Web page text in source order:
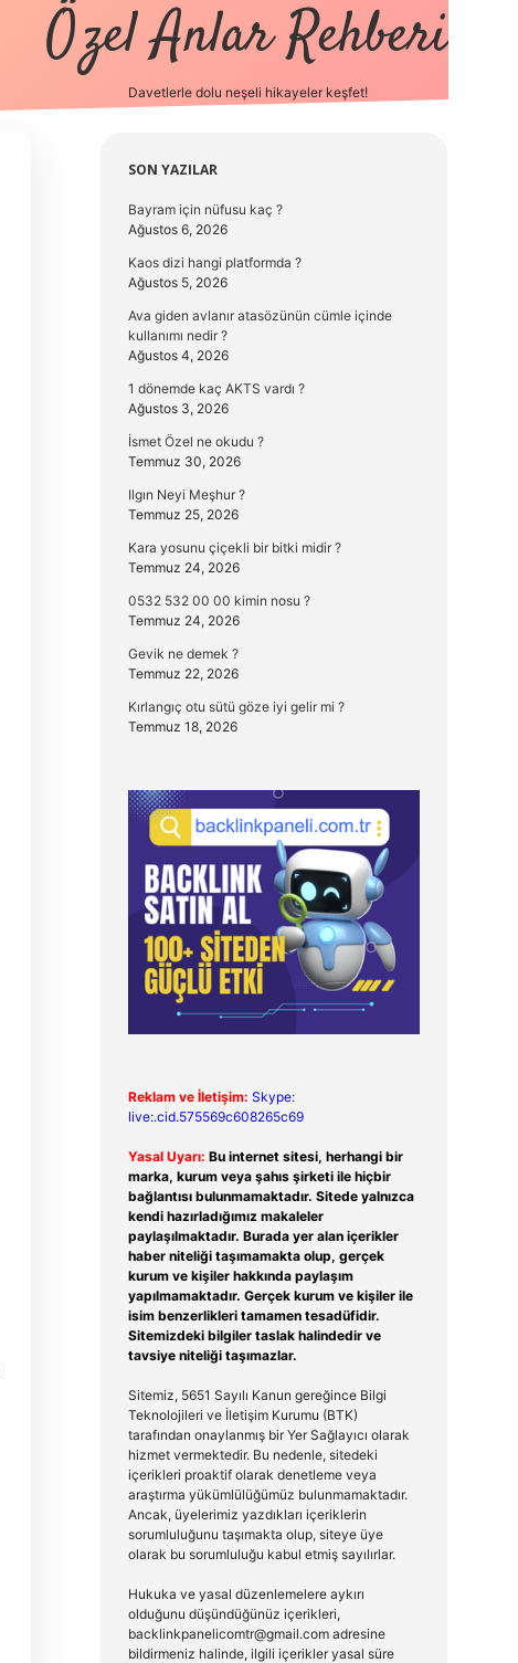
Özel Anlar Rehberi
Davetlerle dolu neşeli hikayeler keşfet!
Sidebar
SON YAZILAR
Bayram için nüfusu kaç ?
Ağustos 6, 2026
Kaos dizi hangi platformda ?
Ağustos 5, 2026
Ava giden avlanır atasözünün cümle içinde
kullanımı nedir ?
Ağustos 4, 2026
1 dönemde kaç AKTS vardı ?
Ağustos 3, 2026
İsmet Özel ne okudu ?
Temmuz 30, 2026
Ilgın Neyi Meşhur ?
Temmuz 25, 2026
Kara yosunu çiçekli bir bitki midir ?
Temmuz 24, 2026
0532 532 00 00 kimin nosu ?
Temmuz 24, 2026
Gevik ne demek ?
Temmuz 22, 2026
Kırlangıç otu sütü göze iyi gelir mi ?
Temmuz 18, 2026
Reklam ve İletişim: Skype:
live:.cid.575569c608265c69
Yasal Uyarı: Bu internet sitesi, herhangi bir
marka, kurum veya şahıs şirketi ile hiçbir
bağlantısı bulunmamaktadır. Sitede yalnızca
kendi hazırladığımız makaleler
paylaşılmaktadır. Burada yer alan içerikler
haber niteliği taşımamakta olup, gerçek
kurum ve kişiler hakkında paylaşım
yapılmamaktadır. Gerçek kurum ve kişiler ile
isim benzerlikleri tamamen tesadüfidir.
Sitemizdeki bilgiler taslak halindedir ve
tavsiye niteliği taşımazlar.
Sitemiz, 5651 Sayılı Kanun gereğince Bilgi
Teknolojileri ve İletişim Kurumu (BTK)
tarafından onaylanmış bir Yer Sağlayıcı olarak
hizmet vermektedir. Bu nedenle, sitedeki
içerikleri proaktif olarak denetleme veya
araştırma yükümlülüğümüz bulunmamaktadır.
Ancak, üyelerimiz yazdıkları içeriklerin
sorumluluğunu taşımakta olup, siteye üye
olarak bu sorumluluğu kabul etmiş sayılırlar.
Hukuka ve yasal düzenlemelere aykırı
olduğunu düşündüğünüz içerikleri,
backlinkpanelicomtr@gmail.comadresine
bildirmeniz halinde, ilgili içerikler yasal süre